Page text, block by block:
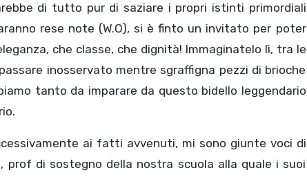
di tutto pur di saziare i propri istinti primordiali
rese note (W.O), si è finto un invitato per poter
che classe, che dignità! Immaginatelo lì, tra le
inosservato mentre sgraffigna pezzi di brioche
tanto da imparare da questo bidello leggendario
ai fatti avvenuti, mi sono giunte voci di
di sostegno della nostra scuola alla quale i suoi